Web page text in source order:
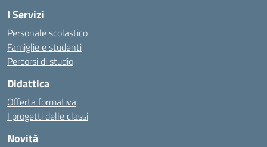
I Servizi
Personale scolastico
Famiglie e studenti
Percorsi di studio
Didattica
Offerta formativa
I progetti delle classi
Novità